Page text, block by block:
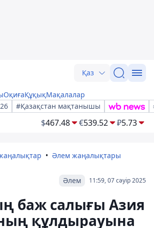
Қаз
ОқиғаҚұқықМақалалар
#Қазақстан мақтанышы
$467.48 €539.52 ₽5.73
Әлем жаңалықтары
11:59, 07 сәуір 2025
Әлем
баж салығы Азия
құлдырауына